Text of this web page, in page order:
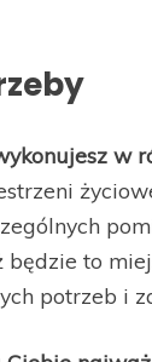
w
będzie to
potrzeb i